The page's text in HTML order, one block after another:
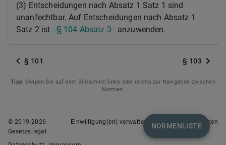
(3) Entscheidungen nach Absatz 1 Satz 1 sind
unanfechtbar. Auf Entscheidungen nach Absatz 1
Satz 2 ist
§ 104 Absatz 3 anzuwenden.
§ 101 § 103
Tipp: Swipen Sie auf dem Bildschirm links oder rechts zur Navigation zwischen
Normen.
NORMENLISTE
© 2019-2026
Gesetze.legal
Einwilligung(en) verwalten Nutzungsbedingungen